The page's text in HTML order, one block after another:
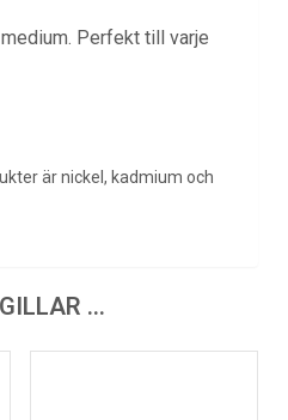
Perfekt till varje
är nickel, kadmium och
…